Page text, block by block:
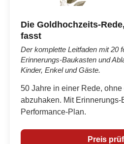
Die Goldhochzeits-
fasst
Der komplette Leitfaden mit 20
Erinnerungs-Baukasten und
Kinder, Enkel und Gäste.
50 Jahre in einer Rede,
abzuhaken. Mit Erinnerungs-
Performance-Plan.
Preis